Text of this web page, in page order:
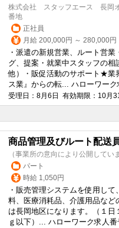
株式会社 スタッフエース 長岡オ
番地
正社員
月給 200,000円 ～ 280,000円
・派遣の新規営業、ルート営
グ、提案・就業中スタッフの
他）・販促活動のサポート★業
ス業』からの転... ハローワーク
受理日：8月6日 有効期限：10月
商品管理及びルート配送
（事業所の意向により公開してい
パート
時給 1,050円
・販売管理システムを使用し
料、医療消耗品、介護用品な
は長岡地区になります。（１
ｇ以下）... ハローワーク求人番